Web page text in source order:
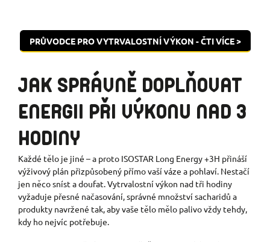
PRŮVODCE PRO VYTRVALOSTNÍ VÝKON - ČTI VÍCE >
JAK SPRÁVNĚ DOPLŇOVAT
ENERGII PŘI VÝKONU NAD 3
HODINY
Každé tělo je jiné – a proto ISOSTAR Long Energy +3H přináší
výživový plán přizpůsobený přímo vaší váze a pohlaví. Nestačí
jen něco sníst a doufat. Vytrvalostní výkon nad tři hodiny
vyžaduje přesné načasování, správné množství sacharidů a
produkty navržené tak, aby vaše tělo mělo palivo vždy tehdy,
kdy ho nejvíc potřebuje.